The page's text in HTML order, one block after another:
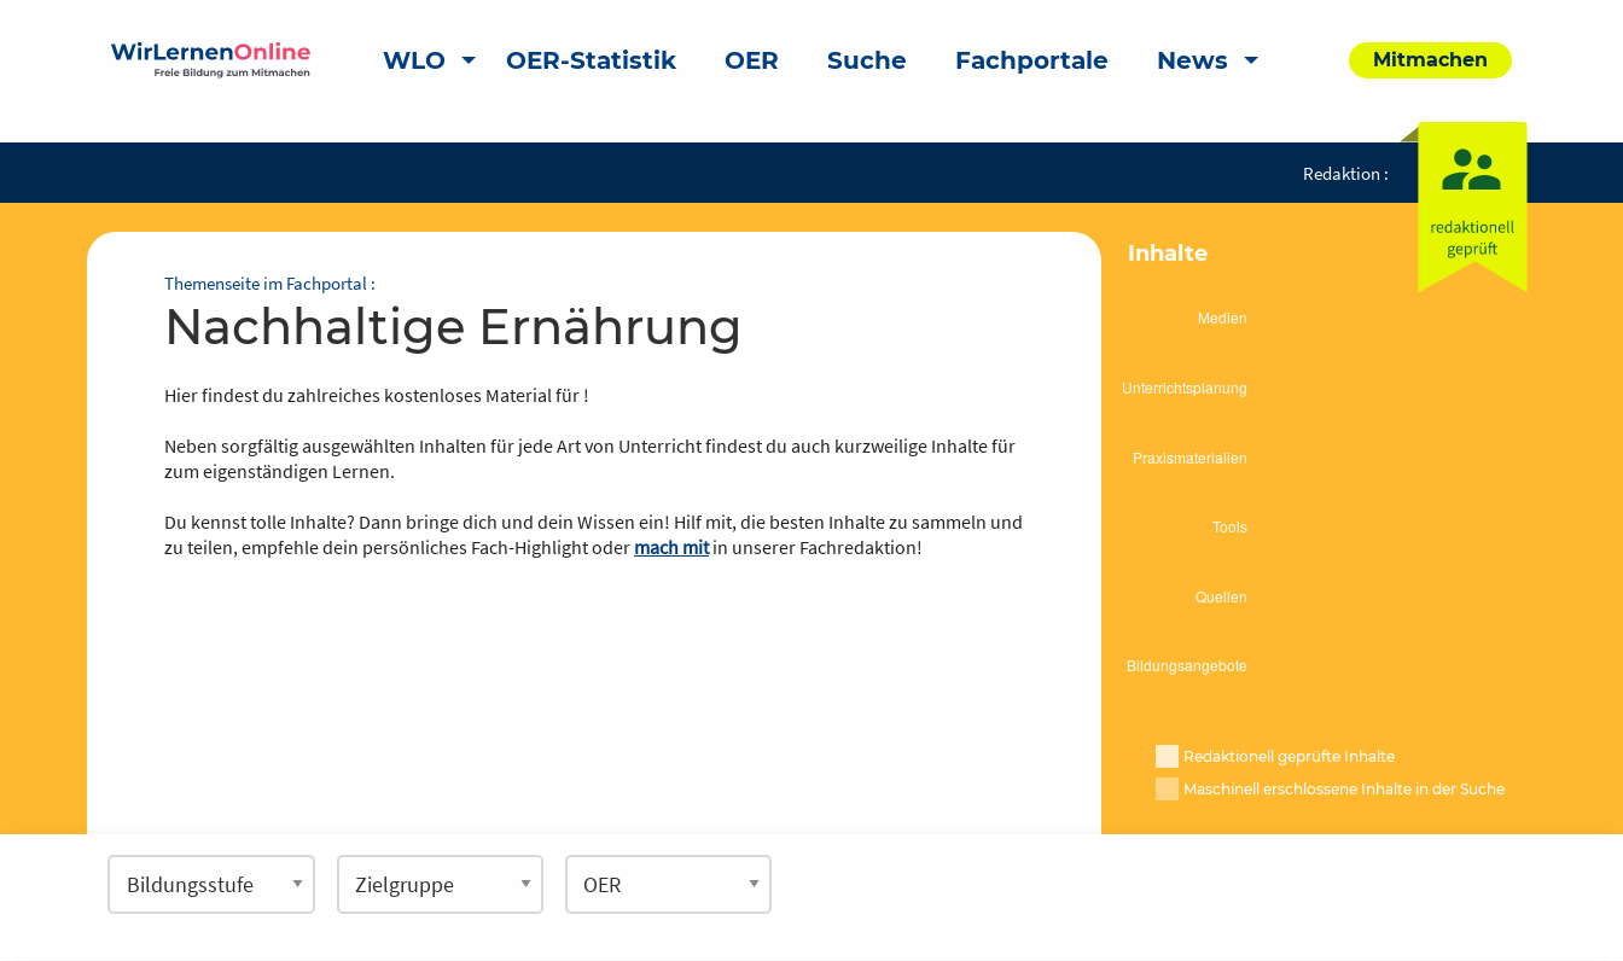
WLO OER-Statistik OER Suche Fachportale News Mitmachen
Redaktion :
Themenseite im Fachportal :
Nachhaltige Ernährung
Hier findest du zahlreiches kostenloses Material für !
Neben sorgfältig ausgewählten Inhalten für jede Art von Unterricht findest du auch kurzweilige Inhalte für
zum eigenständigen Lernen.
Du kennst tolle Inhalte? Dann bringe dich und dein Wissen ein! Hilf mit, die besten Inhalte zu sammeln und
zu teilen, empfehle dein persönliches Fach-Highlight oder mach mitin unserer Fachredaktion!
Inhalte
Redaktionell geprüfte Inhalte
Maschinell erschlossene Inhalte in der Suche